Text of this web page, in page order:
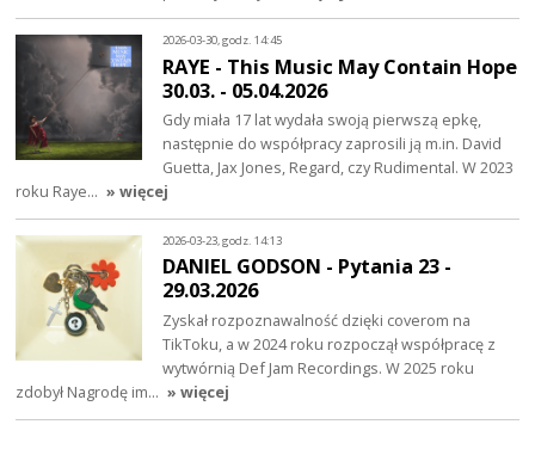
2026-03-30, godz. 14:45
RAYE - This Music May Contain Hope
30.03. - 05.04.2026
Gdy miała 17 lat wydała swoją pierwszą epkę,
następnie do współpracy zaprosili ją m.in. David
Guetta, Jax Jones, Regard, czy Rudimental. W 2023
roku Raye… » więcej
2026-03-23, godz. 14:13
DANIEL GODSON - Pytania 23 -
29.03.2026
Zyskał rozpoznawalność dzięki coverom na
TikToku, a w 2024 roku rozpoczął współpracę z
wytwórnią Def Jam Recordings. W 2025 roku
zdobył Nagrodę im… » więcej